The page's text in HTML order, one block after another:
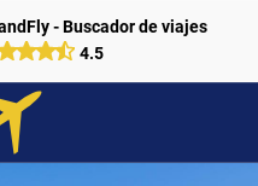
- Buscador de viajes
4.5